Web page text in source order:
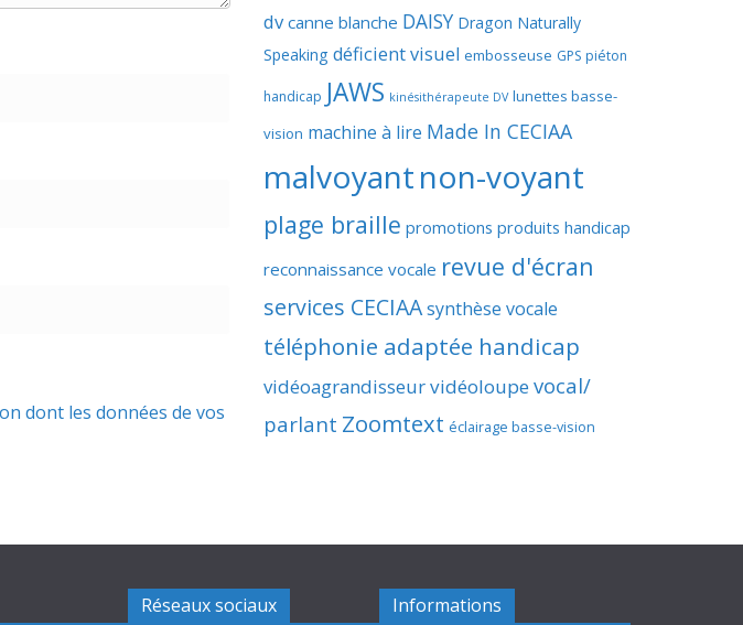
dont les données de vos
dv canne blanche DAISY Dragon Naturally
Speaking déficient visuel embosseuse GPS piéton
handicap JAWS kinésithérapeute DV lunettes basse-
vision machine à lire Made In CECIAA
malvoyantnon-voyant
plage braille promotions produits handicap
reconnaissance vocale revue d'écran
services CECIAAsynthèse vocale
téléphonie adaptée handicap
vidéoagrandisseurvidéoloupevocal/
parlant Zoomtext éclairage basse-vision
Réseaux sociaux Informations